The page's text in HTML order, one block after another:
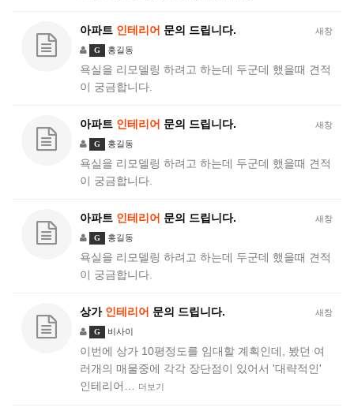
새창
아파트 인테리어 문의 드립니다.
G 홍길동
욕실을 리모델링 하려고 하는데 두군데 했을때 견적
이 궁금합니다.
새창
아파트 인테리어 문의 드립니다.
G 홍길동
욕실을 리모델링 하려고 하는데 두군데 했을때 견적
이 궁금합니다.
새창
아파트 인테리어 문의 드립니다.
G 홍길동
욕실을 리모델링 하려고 하는데 두군데 했을때 견적
이 궁금합니다.
새창
상가 인테리어 문의 드립니다.
G 비사이
이번에 상가 10평정도를 임대할 계획인데, 봤던 여
러개의 매물중에 각각 장단점이 있어서 '대략적인'
인테리어…
더보기